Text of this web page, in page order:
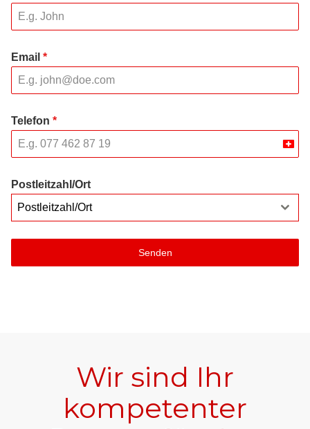
Email *
Telefon *
Postleitzahl/Ort
Postleitzahl/Ort
Senden
Wir sind Ihr
kompetenter